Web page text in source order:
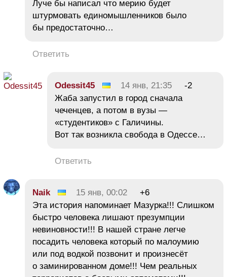
Луче бы написал что мерию будет
штурмовать единомышленников было
бы предостаточно…
Ответить
Odessit45 14 янв, 21:35
-2
Жаба запустил в город сначала
чеченцев, а потом в вузы —
«студентиков» с Галичины.
Вот так возникла свобода в Одессе…
Ответить
Naik 15 янв, 00:02
+6
Эта история напоминает Мазурка!!! Слишком
быстро человека лишают презумпции
невиновности!!! В нашей стране легче
посадить человека который по малоумию
или под водкой позвонит и произнесёт
о заминированном доме!!! Чем реальных